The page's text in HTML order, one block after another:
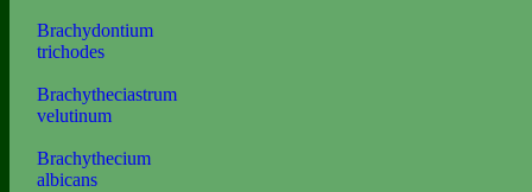
Brachydontium
trichodes
Brachytheciastrum
velutinum
Brachythecium
albicans